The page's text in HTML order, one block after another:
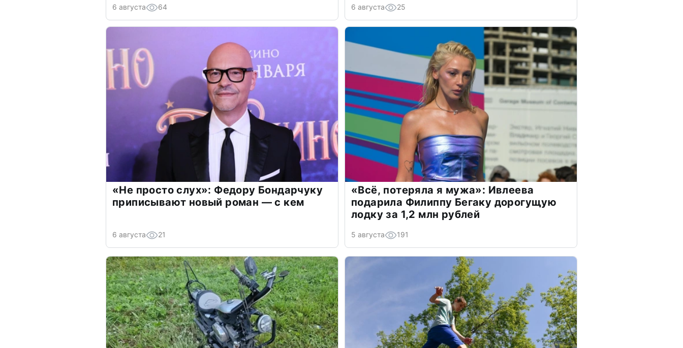
6 августа 64 6 августа 25
«Не просто слух»: Федору Бондарчуку
приписывают новый роман — с кем
6 августа 21
«Всё, потеряла я мужа»: Ивлеева
подарила Филиппу Бегаку дорогущую
лодку за 1,2 млн рублей
5 августа 191